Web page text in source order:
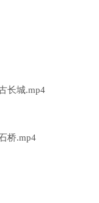
城.mp4
桥.mp4